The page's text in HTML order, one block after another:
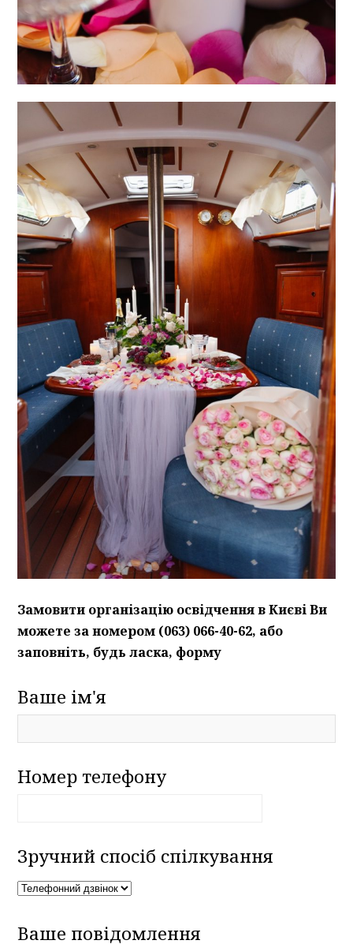
Замовити організацію освідчення в Києві Ви
можете за номером (063) 066-40-62, або
заповніть, будь ласка, форму
Ваше ім'я
Номер телефону
Зручний спосіб спілкування
Ваше повідомлення